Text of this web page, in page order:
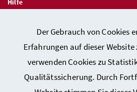
Der Gebrauch von Cookies
Erfahrungen auf dieser
verwenden Cookies zu
Qualitätssicherung. Durch
Quicklinks